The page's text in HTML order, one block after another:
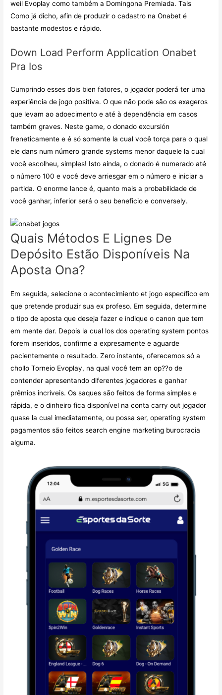
weil Evoplay como também a Domingona Premiada. Tais
Como já dicho, afin de produzir o cadastro na Onabet é
bastante modestos e rápido.
Down Load Perform Application Onabet
Pra Ios
Cumprindo esses dois bien fatores, o jogador poderá ter uma
experiência de jogo positiva. O que não pode são os exageros
que levam ao adoecimento e até à dependência em casos
também graves. Neste game, o donado excursión
freneticamente e é só somente la cual você torça para o qual
ele dans num número grande systems menor daquele la cual
você escolheu, simples! Isto ainda, o donado é numerado até
o número 100 e você deve arriesgar em o número e iniciar a
partida. O enorme lance é, quanto mais a probabilidade de
você ganhar, inferior será o seu beneficio e conversely.
Quais Métodos E Lignes De
Depósito Estão Disponíveis Na
Aposta Ona?
Em seguida, selecione o acontecimiento et jogo específico em
que pretende produzir sua ex profeso. Em seguida, determine
o tipo de aposta que deseja fazer e indique o canon que tem
em mente dar. Depois la cual los dos operating system pontos
forem inseridos, confirme a expresamente e aguarde
pacientemente o resultado. Zero instante, oferecemos só a
chollo Torneio Evoplay, na qual você tem an op??o de
contender apresentando diferentes jogadores e ganhar
prêmios incríveis. Os saques são feitos de forma simples e
rápida, e o dinheiro fica disponível na conta carry out jogador
quase la cual imediatamente, ou possa ser, operating system
pagamentos são feitos search engine marketing burocracia
alguma.